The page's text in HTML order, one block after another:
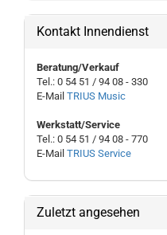
Kontakt Innendienst
Beratung/Verkauf
Tel.: 0 54 51 / 94 08 - 330
E-Mail TRIUS Music
Werkstatt/Service
Tel.: 0 54 51 / 94 08 - 770
E-Mail TRIUS Service
Zuletzt angesehen